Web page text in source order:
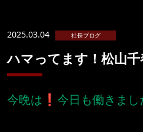
2025.03.04 社長ブログ
ハマってます！松山
今晩は❗️今日も働きま